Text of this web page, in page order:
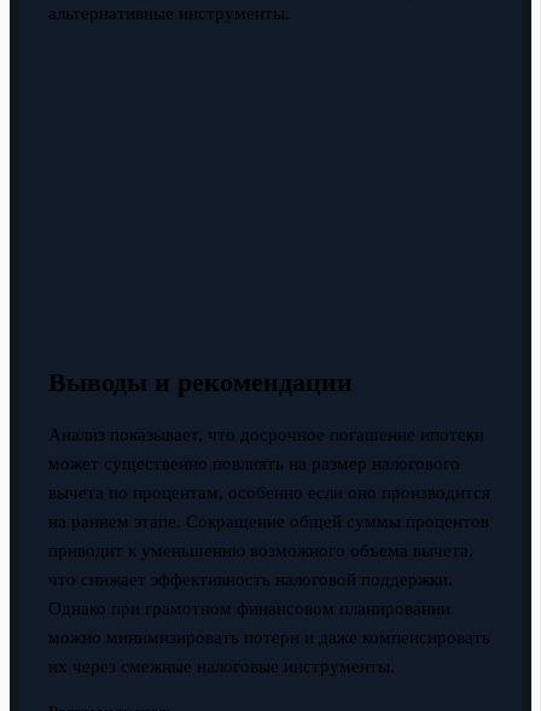
альтернативные инструменты.
Выводы и рекомендации
Анализ показывает, что досрочное погашение ипотеки
может существенно повлиять на размер налогового
вычета по процентам, особенно если оно производится
на раннем этапе. Сокращение общей суммы процентов
приводит к уменьшению возможного объема вычета,
что снижает эффективность налоговой поддержки.
Однако при грамотном финансовом планировании
можно минимизировать потери и даже компенсировать
их через смежные налоговые инструменты.